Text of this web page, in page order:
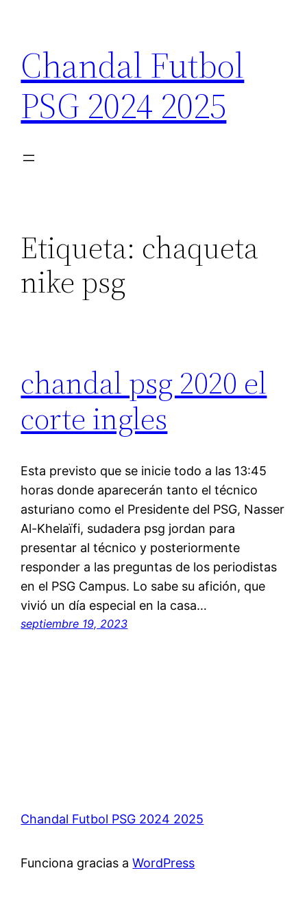
contenido
Chandal Futbol
PSG 2024 2025
Etiqueta: chaqueta
nike psg
chandal psg 2020 el
corte ingles
Esta previsto que se inicie todo a las 13:45
horas donde aparecerán tanto el técnico
asturiano como el Presidente del PSG, Nasser
Al-Khelaïfi, sudadera psg jordan para
presentar al técnico y posteriormente
responder a las preguntas de los periodistas
en el PSG Campus. Lo sabe su afición, que
vivió un día especial en la casa…
septiembre 19, 2023
Chandal Futbol PSG 2024 2025
Funciona gracias aWordPress